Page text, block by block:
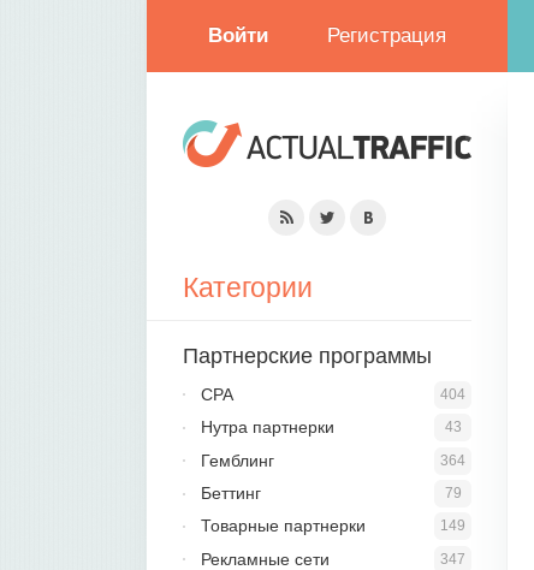
Войти Регистрация
Категории
Партнерские программы
404
CPA
43
Нутра партнерки
364
Гемблинг
79
Беттинг
149
Товарные партнерки
347
Рекламные сети